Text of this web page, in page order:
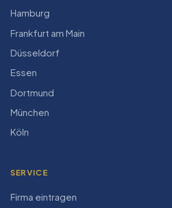
Hamburg
Frankfurt am Main
Düsseldorf
Essen
Dortmund
München
Köln
SERVICE
Firma eintragen